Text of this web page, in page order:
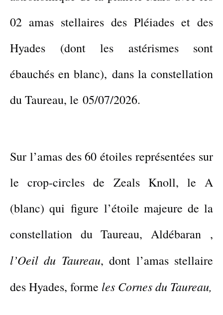
02 amas stellaires des Pléiades et des
Hyades (dont les astérismes sont
ébauchés en blanc), dans la constellation
du Taureau, le 05/07/2026.
Sur l’amas des 60 étoiles représentées sur
le crop-circlesde Zeals Knoll, le A
(blanc) quifigure l’étoile majeure de la
constellation du Taureau, Aldébaran ,
l’Oeil du Taureau, dont l’amas stellaire
des Hyades, forme les Cornes du Taureau,